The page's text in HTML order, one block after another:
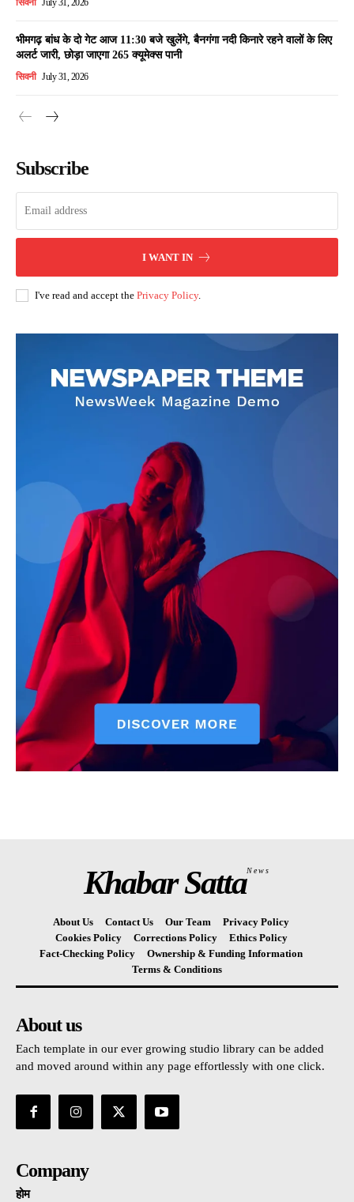
सिवनी July 31, 2026
भीमगढ़ बांध के दो गेट आज 11:30 बजे खुलेंगे, बैनगंगा नदी किनारे रहने वालों के लिए
अलर्ट जारी, छोड़ा जाएगा 265 क्यूमेक्स पानी
सिवनी July 31, 2026
Subscribe
I WANT IN
I've read and accept the Privacy Policy.
Khabar SattaNews
About Us Contact Us Our Team
Privacy Policy
Cookies Policy
Corrections Policy
Ethics Policy
Fact-Checking Policy
Ownership & Funding Information
Terms & Conditions
About us
Each template in our ever growing studio library can be added
and moved around within any page effortlessly with one click.
Company
होम